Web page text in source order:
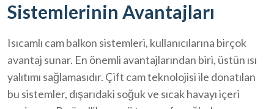
Sistemlerinin Avantajları
Isıcamlı cam balkon sistemleri, kullanıcılarına birçok
avantaj sunar. En önemli avantajlarından biri, üstün ısı
yalıtımı sağlamasıdır. Çift cam teknolojisi ile donatılan
bu sistemler, dışarıdaki soğuk ve sıcak havayı içeri